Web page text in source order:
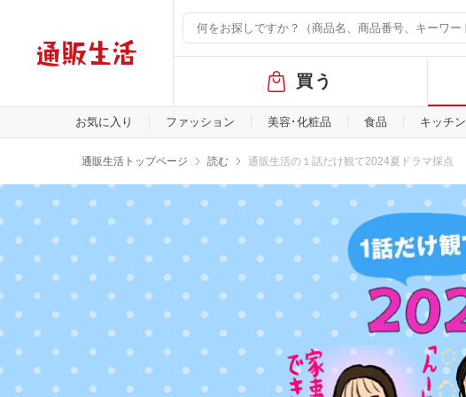
バ
ル
メ
買う
お気に入り ファッション 美容･化粧品 食品 キッチン
通販生活トップページ 読む 通販生活の１話だけ観て2024夏ドラマ採点